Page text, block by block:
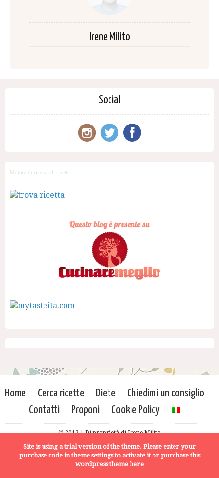
Irene Milito
Social
Motore di ricerca di ricette
Home Cerca ricette Diete
Chiedimi un consiglio
Contatti
Proponi Cookie Policy
© 2017 | Di proprietà di Irene Milito
Site is using a trial version of the theme. Please enter your
purchase code in theme settings to activate it or purchase this
wordpress theme here